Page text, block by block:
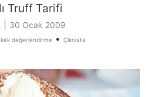
Truff Tarifi
30 Ocak 2009
değerlendirme • Çikolata